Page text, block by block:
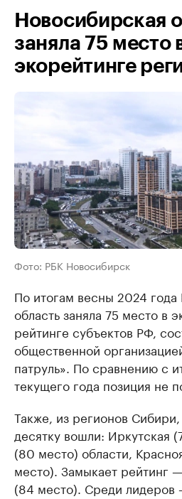
Новосибирская
заняла 75 место
экорейтинге
Фото: РБК Новосибирск
По итогам весны 2024
область заняла 75 место в
рейтинге субъектов РФ,
общественной
патруль». По сравнению с
текущего года позиция не
Также, из регионов
десятку вошли: Иркутская
(80 место) области,
место). Замыкает рейтинг
(84 место). Среди лидеров